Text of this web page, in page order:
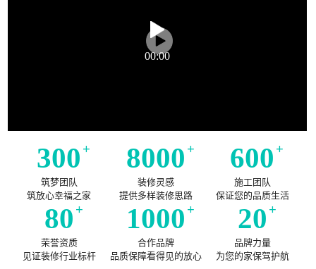
00:00
300 +
筑梦团队
筑放心幸福之家
8000 +
装修灵感
提供多样装修思路
600 +
施工团队
保证您的品质生活
80 +
荣誉资质
见证装修行业标杆
1000 +
合作品牌
品质保障看得见的放心
20 +
品牌力量
为您的家保驾护航